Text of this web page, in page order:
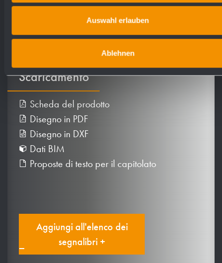
Auswahl erlauben
Ablehnen
Scaricamento
Scheda del prodotto
Disegno in PDF
Disegno in DXF
Dati BIM
Proposte di testo per il capitolato
Aggiungi all'elenco dei
segnalibri +